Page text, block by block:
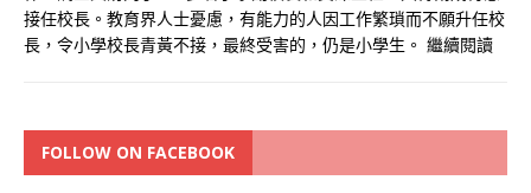
接任校長。教育界人士憂慮，有能力的人因工作繁瑣而不願升任校
長，令小學校長青黃不接，最終受害的，仍是小學生。 繼續閱讀
FOLLOW ON FACEBOOK